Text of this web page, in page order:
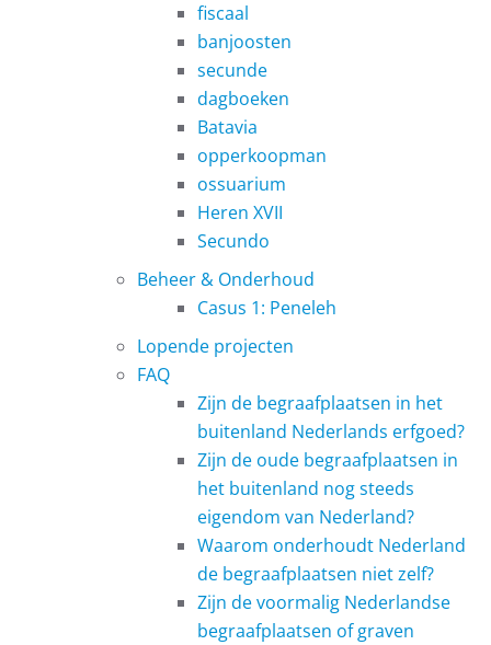
fiscaal
banjoosten
secunde
dagboeken
Batavia
opperkoopman
ossuarium
Heren XVII
Secundo
Beheer & Onderhoud
Casus 1: Peneleh
Lopende projecten
FAQ
Zijn de begraafplaatsen in het
buitenland Nederlands erfgoed?
Zijn de oude begraafplaatsen in
het buitenland nog steeds
eigendom van Nederland?
Waarom onderhoudt Nederland
de begraafplaatsen niet zelf?
Zijn de voormalig Nederlandse
begraafplaatsen of graven